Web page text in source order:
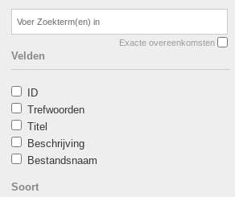
Exacte overeenkomsten
Velden
ID
Trefwoorden
Titel
Beschrijving
Bestandsnaam
Soort